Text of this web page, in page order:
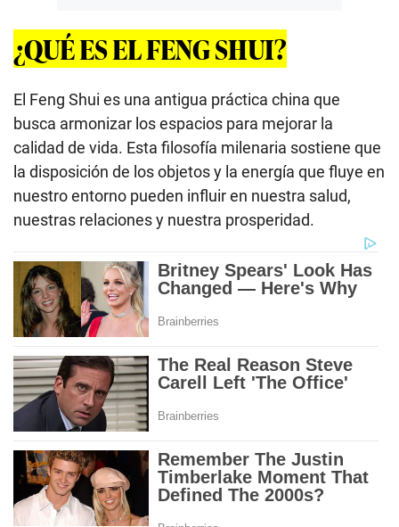
¿QUÉ ES EL FENG SHUI?
El Feng Shui es una antigua práctica china que
busca armonizar los espacios para mejorar la
calidad de vida. Esta filosofía milenaria sostiene que
la disposición de los objetos y la energía que fluye en
nuestro entorno pueden influir en nuestra salud,
nuestras relaciones y nuestra prosperidad.